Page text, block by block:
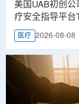
美国UAB初创
疗安全指导平台
医疗 2026-08-08